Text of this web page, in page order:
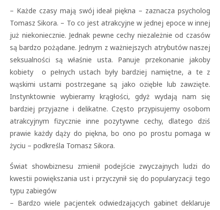
– Każde czasy mają swój ideał piękna – zaznacza psycholog
Tomasz Sikora. – To co jest atrakcyjne w jednej epoce w innej
już niekoniecznie. Jednak pewne cechy niezależnie od czasów
są bardzo pożądane. Jednym z ważniejszych atrybutów naszej
seksualności są właśnie usta. Panuje przekonanie jakoby
kobiety o pełnych ustach były bardziej namiętne, a te z
wąskimi ustami postrzegane są jako oziębłe lub zawzięte.
Instynktownie wybieramy krągłości, gdyż wydają nam się
bardziej przyjazne i delikatne. Często przypisujemy osobom
atrakcyjnym fizycznie inne pozytywne cechy, dlatego dziś
prawie każdy dąży do piękna, bo ono po prostu pomaga w
życiu – podkreśla Tomasz Sikora.
Świat showbiznesu zmienił podejście zwyczajnych ludzi do
kwestii powiększania ust i przyczynił się do popularyzacji tego
typu zabiegów
– Bardzo wiele pacjentek odwiedzających gabinet deklaruje